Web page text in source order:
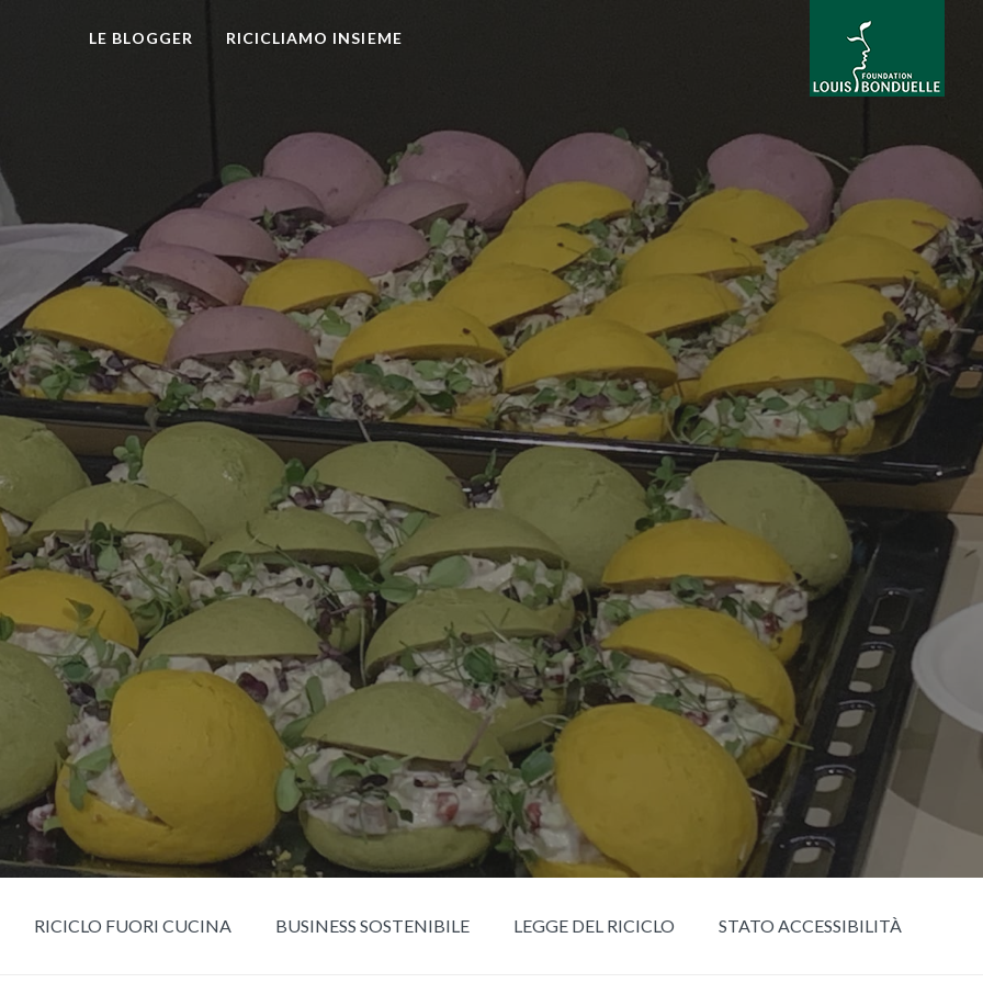
LE BLOGGER RICICLIAMO INSIEME
RICICLO FUORI CUCINA BUSINESS SOSTENIBILE LEGGE DEL RICICLO STATO ACCESSIBILITÀ